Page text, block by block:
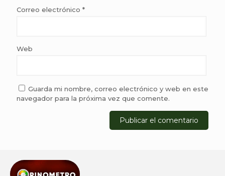
Correo electrónico *
Web
Guarda mi nombre, correo electrónico y web en este
navegador para la próxima vez que comente.